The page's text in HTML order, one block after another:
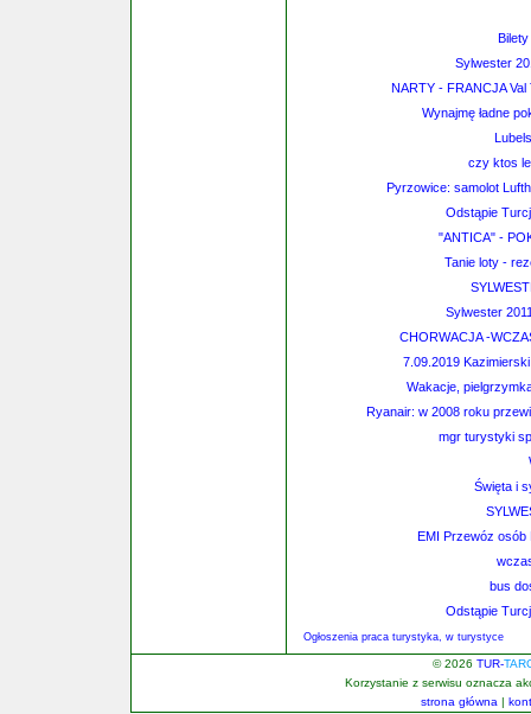
Sylwester
NARTY - FRANCJA
Wynajmę ładne
czy ktos
Pyrzowice: samolot
Odstąpie
"ANTICA" -
Tanie loty -
Sylwester
CHORWACJA -
7.09.2019
Wakacje,
Ryanair: w 2008 roku
mgr turystyki
Święta i
EMI Przewóz osób
bus
Odstąpie
Ogłoszenia praca turystyka, w turystyce
© 2026 TUR-
Korzystanie z serwisu oznacza
strona główna |